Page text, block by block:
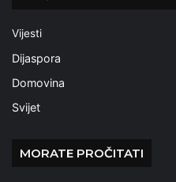
Vijesti
Dijaspora
Domovina
Svijet
MORATE PROČITATI